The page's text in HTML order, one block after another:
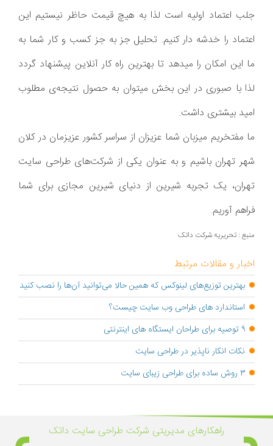
جلب اعتماد اولیه است لذا به هیچ قیمت حاظر نیستیم این
اعتماد را خدشه دار کنیم. تحلیل جز به جز کسب و کار شما به
ما این امکان را میدهد تا بهترین راه کار آنلاین پیشنهاد گردد
لذا با صبوری در این بخش میتوان به حصول نتیجه‌ی مطلوب
امید بیشتری داشت.
ما مفتخریم میزبان شما عزیزان از سراسر کشور عزیزمان در کلان
شهر تهران باشیم و به عنوان یکی از شرکت‌های طراحی سایت
تهران، یک تجربه شیرین از دنیای شیرین مجازی برای شما
فراهم آوریم.
منبع : تحریریه شرکت داتک
اخبار و مقالات مرتبط
بهترین توزیع‌های لینوکس که همین حالا می‌توانید آن‌ها را نصب کنید
استاندارد های طراحی وب سایت چیست؟
9 توصیه برای طراحان ایستگاه های اینترنتی
نکات انکار ناپذیر در طراحی سایت
۳ روش ساده برای طراحی زیبای سایت
راهکار‌های مدیریتی شرکت طراحی سایت داتک